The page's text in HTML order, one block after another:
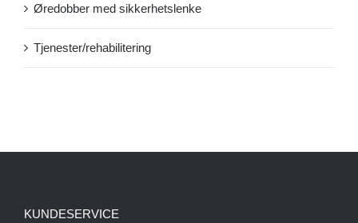
Øredobber med sikkerhetslenke
Tjenester/rehabilitering
KUNDESERVICE